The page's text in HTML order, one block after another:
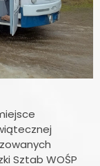
Sztab WOŚP